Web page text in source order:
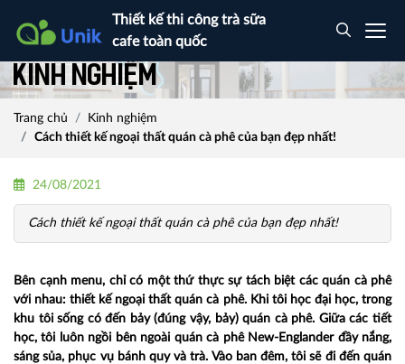
Thiết kế thi công trà sữa
cafe toàn quốc
Kinh nghiệm
Trang chủ
Kinh nghiệm
Cách thiết kế ngoại thất quán cà phê của bạn đẹp nhất!
24/08/2021
Cách thiết kế ngoại thất quán cà phê của bạn đẹp nhất!
Bên cạnh menu, chỉ có một thứ thực sự tách biệt các quán cà phê
với nhau: thiết kế ngoại thất quán cà phê. Khi tôi học đại học, trong
khu tôi sống có đến bảy (đúng vậy, bảy) quán cà phê. Giữa các tiết
học, tôi luôn ngồi bên ngoài quán cà phê New-Englander đầy nắng,
sáng sủa, phục vụ bánh quy và trà. Vào ban đêm, tôi sẽ đi đến quán